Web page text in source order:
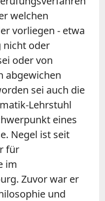
welchen
vorliegen - etwa
nicht oder
oder von
abgewichen
sei auch die
Lehrstuhl
eines
Negel ist seit
für
im
Zuvor war er
und